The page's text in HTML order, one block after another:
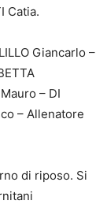
Catia.
Giancarlo –
– DI
– Allenatore
di riposo. Si